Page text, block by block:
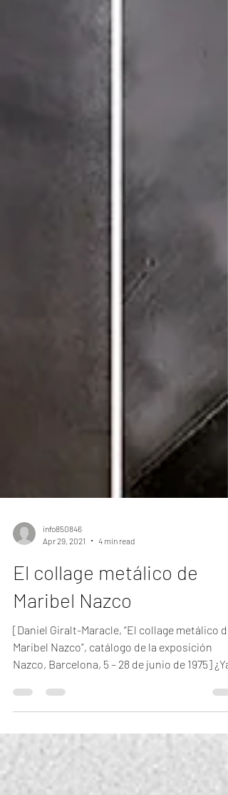
info850846
Apr 29, 2021
4 min read
El collage metálico de
Maribel Nazco
[Daniel Giralt-Maracle, “El collage metálico de
Maribel Nazco”, catálogo de la exposición